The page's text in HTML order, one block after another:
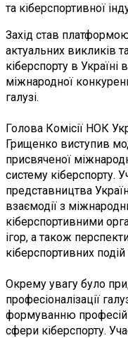
та кіберспортивної
Захід став
актуальних викликів
кіберспорту в
міжнародної
галузі.
Голова Комісії НОК
Грищенко виступив
присвяченої
систему кіберспорту.
представництва
взаємодії з
кіберспортивними
ігор, а також
кіберспортивних
Окрему увагу було
професіоналізації
формуванню
сфери кіберспорту.